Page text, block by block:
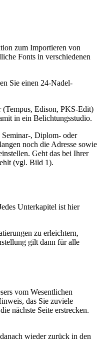
zum Importieren von
Fonts in verschiedenen
Sie einen 24-Nadel-
(Tempus, Edison, PKS-Edit)
in ein Belichtungsstudio.
Seminar-, Diplom- oder
noch die Adresse sowie
Geht das bei Ihrer
(vgl. Bild 1).
Unterkapitel ist hier
zu erleichtern,
gilt dann für alle
vom Wesentlichen
das Sie zuviele
nächste Seite erstrecken.
wieder zurück in den